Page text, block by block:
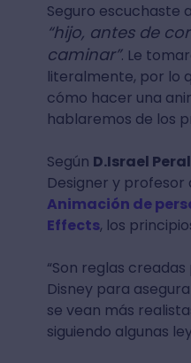
Seguro escuchaste
“hijo, antes de
caminar”. Le
literalmente, por lo
cómo hacer una
hablaremos de los
Según D.Israel
Designer y profesor
Animación de
Effects, los
“Son reglas
Disney para
se vean más
siguiendo algunas